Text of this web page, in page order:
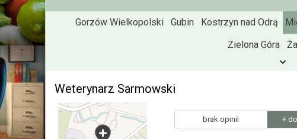
Gorzów Wielkopolski Gubin Kostrzyn nad Odrą
Zielona Góra
Weterynarz Sarmowski
brak opinii +